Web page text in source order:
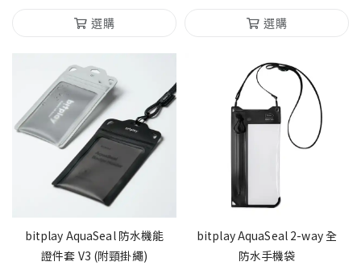
選購 選購
bitplay AquaSeal 防水機能
證件套 V3 (附頸掛繩)
bitplay AquaSeal 2-way 全
防水手機袋